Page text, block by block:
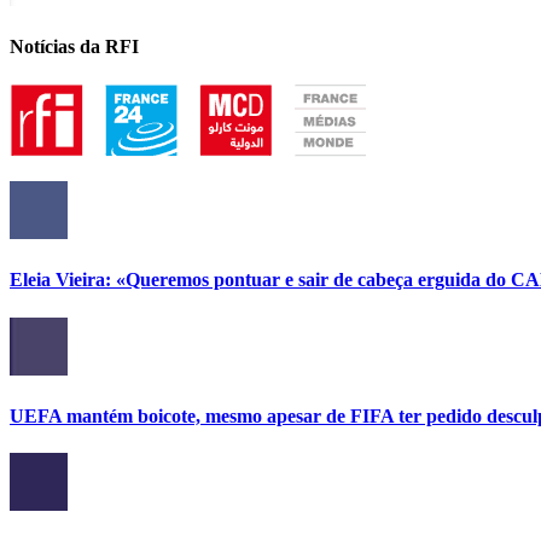
Notícias da RFI
Eleia Vieira: «Queremos pontuar e sair de cabeça erguida do
UEFA mantém boicote, mesmo apesar de FIFA ter pedido